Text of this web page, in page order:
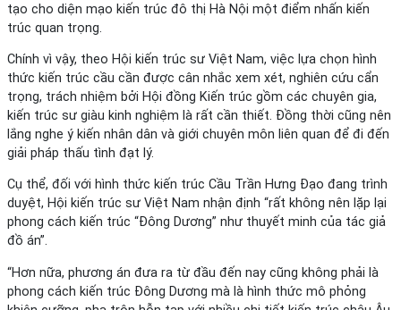
tạo cho diện mạo kiến trúc đô thị Hà Nội một điểm nhấn kiến
trúc quan trọng.
Chính vì vậy, theo Hội kiến trúc sư Việt Nam, việc lựa chọn hình
thức kiến trúc cầu cần được cân nhắc xem xét, nghiên cứu cẩn
trọng, trách nhiệm bởi Hội đồng Kiến trúc gồm các chuyên gia,
kiến trúc sư giàu kinh nghiệm là rất cần thiết. Đồng thời cũng nên
lắng nghe ý kiến nhân dân và giới chuyên môn liên quan để đi đến
giải pháp thấu tình đạt lý.
Cụ thể, đối với hình thức kiến trúc Cầu Trần Hưng Đạo đang trình
duyệt, Hội kiến trúc sư Việt Nam nhận định “rất không nên lặp lại
phong cách kiến trúc “Đông Dương” như thuyết minh của tác giả
đồ án”.
“Hơn nữa, phương án đưa ra từ đầu đến nay cũng không phải là
phong cách kiến trúc Đông Dương mà là hình thức mô phỏng